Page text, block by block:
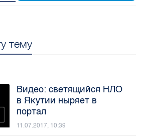
тему
Видео: светящийся НЛО
в Якутии ныряет в
портал
11.07.2017, 10:39